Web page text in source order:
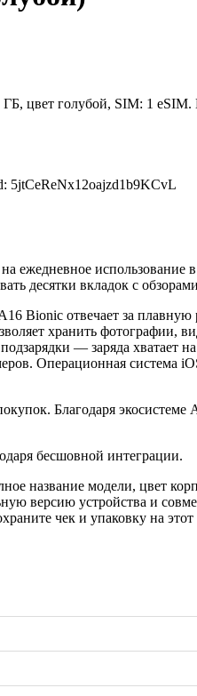
цвет голубой, SIM: 1 eSIM.
ежедневное использование
десятки вкладок с
Bionic отвечает за
хранить фотографии,
— заряда хватает
Операционная система
Благодаря экосистеме
бесшовной интеграции.
название модели, цвет
версию устройства и
чек и упаковку на этот